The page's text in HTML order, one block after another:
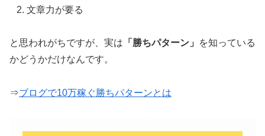
文章力が要る
と思われがちですが、実は 「勝ちパターン」
を知っている
かどうかだけなんです。
⇒ブログで10万稼ぐ勝ちパターンとは